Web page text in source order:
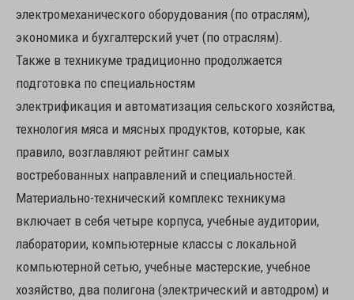
электромеханического оборудования (по отраслям),
экономика и бухгалтерский учет (по отраслям).
Также в техникуме традиционно продолжается
подготовка по специальностям
электрификация и автоматизация сельского хозяйства,
технология мяса и мясных продуктов, которые, как
правило, возглавляют рейтинг самых
востребованных направлений и специальностей.
Материально-технический комплекс техникума
включает в себя четыре корпуса, учебные аудитории,
лаборатории, компьютерные классы с локальной
компьютерной сетью, учебные мастерские, учебное
хозяйство, два полигона (электрический и автодром) и